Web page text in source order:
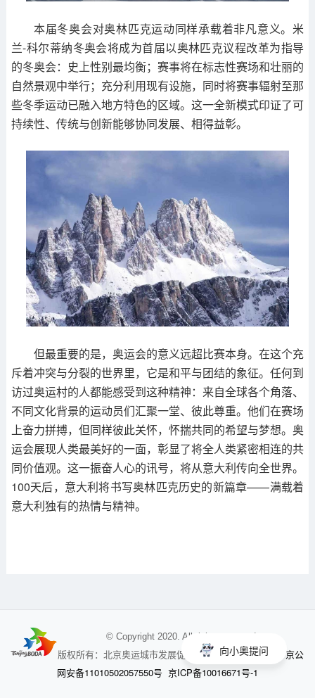
本届冬奥会对奥林匹克运动同样承载着非凡意义。米
兰-科尔蒂纳冬奥会将成为首届以奥林匹克议程改革为指导
的冬奥会：史上性别最均衡；赛事将在标志性赛场和壮丽的
自然景观中举行；充分利用现有设施，同时将赛事辐射至那
些冬季运动已融入地方特色的区域。这一全新模式印证了可
持续性、传统与创新能够协同发展、相得益彰。
但最重要的是，奥运会的意义远超比赛本身。在这个充
斥着冲突与分裂的世界里，它是和平与团结的象征。任何到
访过奥运村的人都能感受到这种精神：来自全球各个角落、
不同文化背景的运动员们汇聚一堂、彼此尊重。他们在赛场
上奋力拼搏，但同样彼此关怀，怀揣共同的希望与梦想。奥
运会展现人类最美好的一面，彰显了将全人类紧密相连的共
同价值观。这一振奋人心的讯号，将从意大利传向全世界。
100天后，意大利将书写奥林匹克历史的新篇章——满载着
意大利独有的热情与精神。
向小奥提问
© Copyright 2020. All rights reserved
版权所有：北京奥运城市发展促进会 未经授权不得使用 京公
网安备11010502057550号 京ICP备10016671号-1